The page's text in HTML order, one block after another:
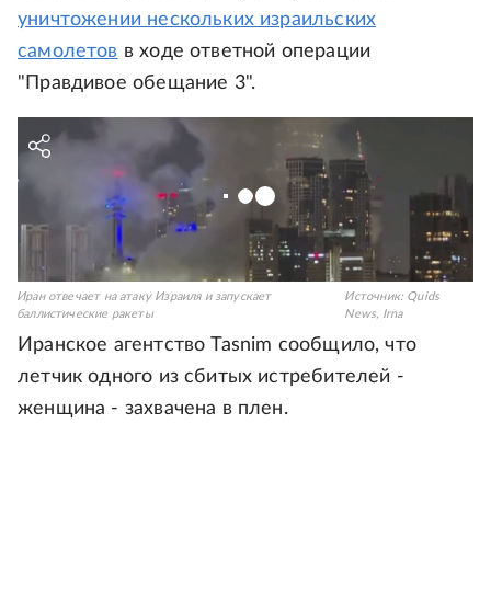
уничтожении нескольких израильских
самолетов в ходе ответной операции
"Правдивое обещание 3".
Иран отвечает на атаку Израиля и запускает
баллистические ракеты
Источник: Quids
News, Irna
Иранское агентство Tasnim сообщило, что
летчик одного из сбитых истребителей -
женщина - захвачена в плен.